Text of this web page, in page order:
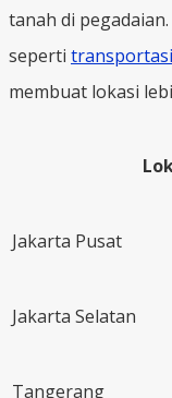
tanah di
seperti transportasi
membuat lokasi
Jakarta Pusat
Jakarta Selatan
Tangerang